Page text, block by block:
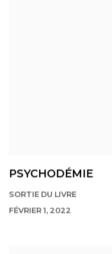
PSYCHODÉMIE
SORTIE DU LIVRE
FÉVRIER 1, 2022